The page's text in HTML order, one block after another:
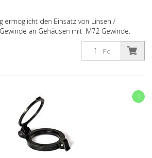
Pc.
ermöglicht den Einsatz von Linsen /
an Gehäusen mit M72 Gewinde.
1